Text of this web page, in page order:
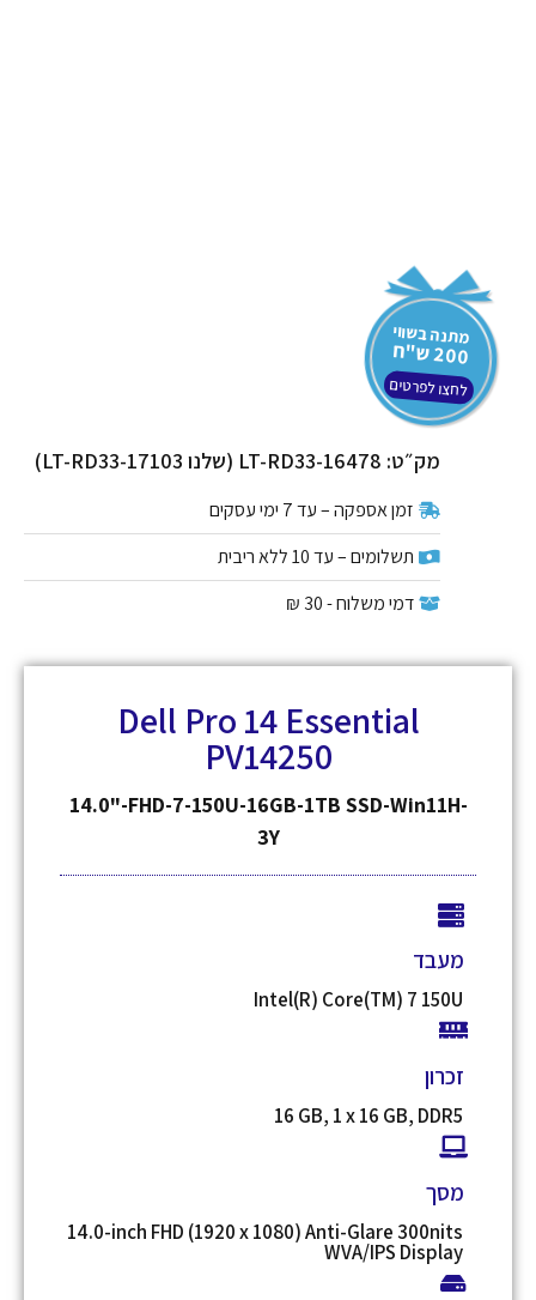
Dell Pro 14 Essential
PV14250
14.0"-FHD-7-150U-16GB-1TB SSD-Win11H-
מעבד
Intel(R) Core(TM) 7 150U
זכרון
16 GB, 1 x 16 GB, DDR5
מסך
14.0-inch FHD (1920 x 1080) Anti-Glare 300nits
WVA/IPS Display
מתנה בשווי
200
ש"ח
לחצו לפרטים
מק״ט: LT-RD33-16478 (שלנו LT-RD33-17103)
זמן אספקה – עד 7 ימי עסקים
תשלומים – עד 10 ללא ריבית
דמי משלוח - 30 ₪